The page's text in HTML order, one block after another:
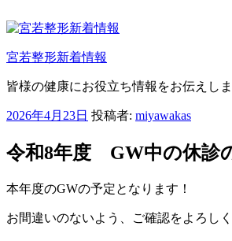
ン
ン
ツ
へ
ス
ッ
プ
宮若整形新着情報
皆様の健康にお役立ち情報をお伝えしま
投
日:
2026年4月23日 投稿者: miyawakas
令和8年度 GW中の休診
本年度のGWの予定となります！
お間違いのないよう、ご確認をよろし